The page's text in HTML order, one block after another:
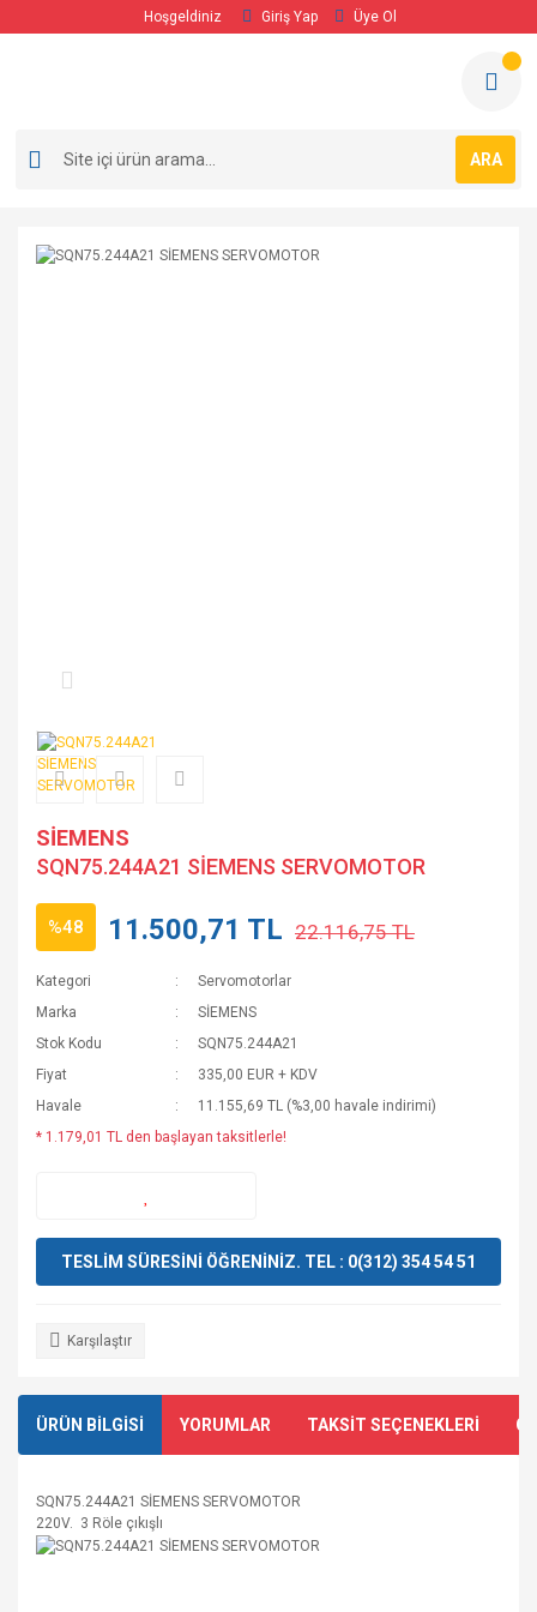
Hoşgeldiniz Giriş Yap Üye Ol
ARA
SİEMENS
SQN75.244A21 SİEMENS SERVOMOTOR
%48 11.500,71 TL 22.116,75 TL
Kategori
Servomotorlar
Marka
SİEMENS
Stok Kodu
SQN75.244A21
Fiyat
335,00 EUR + KDV
Havale
11.155,69 TL (%3,00 havale indirimi)
* 1.179,01 TL den başlayan taksitlerle!
TESLİM SÜRESİNİ ÖĞRENİNİZ. TEL : 0(312) 354 54 51
Karşılaştır
ÜRÜN BİLGİSİ YORUMLAR TAKSİT SEÇENEKLERİ
SQN75.244A21 SİEMENS SERVOMOTOR
220V. 3 Röle çıkışlı